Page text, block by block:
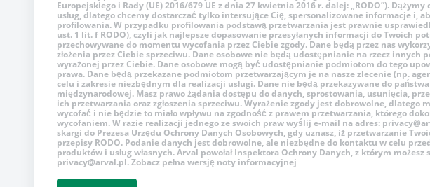
Europejskiego i Rady (UE) 2016/679 UE z dnia 27 kwietnia 2016 r. dalej: „RODO”). Dążymy
usług, dlatego chcemy dostarczać tylko intersujące Cię, spersonalizowane informacje i,
profilowania. W przypadku profilowania podstawą przetwarzania jest prawnie
ust. 1 lit. f RODO), czyli jak najlepsze dopasowanie przesyłanych informacji do Twoich
przechowywane do momentu wycofania przez Ciebie zgody. Dane będą przez nas
złożenia przez Ciebie sprzeciwu. Dane osobowe nie będą udostępnianie na rzecz innych
wyrażonej przez Ciebie. Dane osobowe mogą być udostępnianie podmiotom do tego
prawa. Dane będą przekazane podmiotom przetwarzającym je na nasze zlecenie (np.
celu i zakresie niezbędnym dla realizacji usługi. Dane nie będą przekazywane do
międzynarodowej. Masz prawo żądania dostępu do danych, sprostowania, usunięcia,
ich przetwarzania oraz zgłoszenia sprzeciwu. Wyrażenie zgody jest dobrowolne, dlatego
wycofać i nie będzie to miało wpływu na zgodność z prawem przetwarzania, którego
wycofaniem. W razie realizacji jednego ze swoich praw wyślij e-mail na adres:
skargi do Prezesa Urzędu Ochrony Danych Osobowych, gdy uznasz, iż przetwarzanie
przepisy RODO. Podanie danych jest dobrowolne, ale niezbędne do kontaktu w celu
produktów i usług własnych. Arval powołał Inspektora Ochrony Danych, z którym
privacy@arval.pl. Zobacz pełna wersję noty informacyjnej